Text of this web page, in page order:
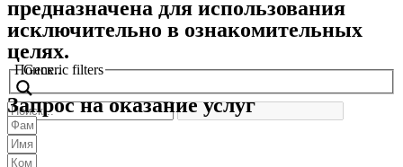
предназначена для использования
исключительно в ознакомительных
целях.
Поиск..
Generic filters
Запрос на оказание услуг